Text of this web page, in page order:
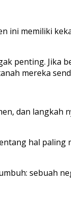
ini memiliki
penting. Jika
mereka
dan
hal paling
sebuah